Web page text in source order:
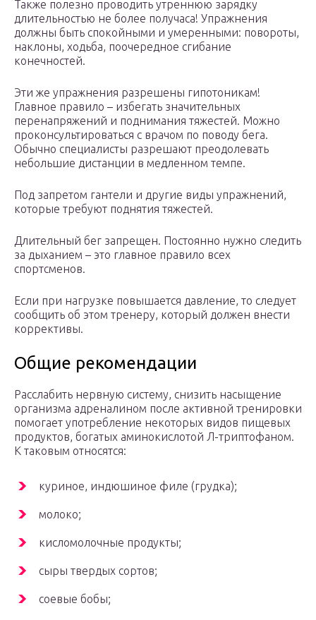
Также полезно проводить утреннюю зарядку
длительностью не более получаса! Упражнения
должны быть спокойными и умеренными: повороты,
наклоны, ходьба, поочередное сгибание
конечностей.
Эти же упражнения разрешены гипотоникам!
Главное правило – избегать значительных
перенапряжений и поднимания тяжестей. Можно
проконсультироваться с врачом по поводу бега.
Обычно специалисты разрешают преодолевать
небольшие дистанции в медленном темпе.
Под запретом гантели и другие виды упражнений,
которые требуют поднятия тяжестей.
Длительный бег запрещен. Постоянно нужно следить
за дыханием – это главное правило всех
спортсменов.
Если при нагрузке повышается давление, то следует
сообщить об этом тренеру, который должен внести
коррективы.
Общие рекомендации
Расслабить нервную систему, снизить насыщение
организма адреналином после активной тренировки
помогает употребление некоторых видов пищевых
продуктов, богатых аминокислотой Л-триптофаном.
К таковым относятся:
куриное, индюшиное филе (грудка);
молоко;
кисломолочные продукты;
сыры твердых сортов;
соевые бобы;